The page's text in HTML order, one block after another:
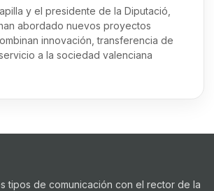
y el presidente de la Diputació,
abordado nuevos proyectos
innovación, transferencia de
a la sociedad valenciana
tipos de comunicación con el rector de la